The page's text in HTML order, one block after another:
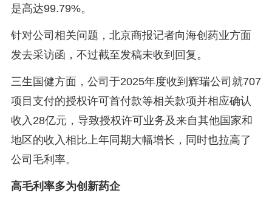
是高达99.79%。
针对公司相关问题，北京商报记者向海创药业方面
发去采访函，不过截至发稿未收到回复。
三生国健方面，公司于2025年度收到辉瑞公司就707
项目支付的授权许可首付款等相关款项并相应确认
收入28亿元，导致授权许可业务及来自其他国家和
地区的收入相比上年同期大幅增长，同时也拉高了
公司毛利率。
高毛利率多为创新药企